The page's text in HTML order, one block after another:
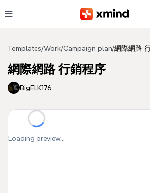
Templates/Work/Campaign plan/網際網路
網際網路 行銷程序
BigELK176
Loading preview...